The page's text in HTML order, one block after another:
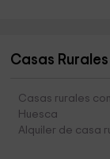
Casas
Casas rurales
Huesca
Alquiler de casa